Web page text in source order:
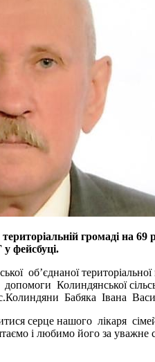
територіальній громаді
фейсбуці.
об’єднаної
допомоги Колиндянської
Бабяка Івана
серце нашого лікаря
і любимо його за уважне